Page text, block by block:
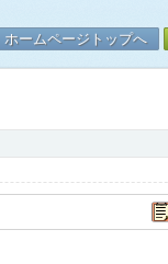
ホームページトップへ